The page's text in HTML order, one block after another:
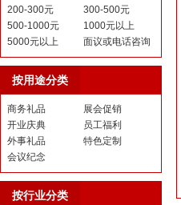
200-300元
300-500元
500-1000元
1000元以上
5000元以上
面议或电话咨询
按用途分类
商务礼品
展会促销
开业庆典
员工福利
外事礼品
特色定制
会议纪念
按行业分类